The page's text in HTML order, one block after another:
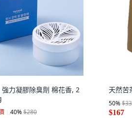
力凝膠除臭劑 棉花香, 2
40%$280
天然苦
50%
$167